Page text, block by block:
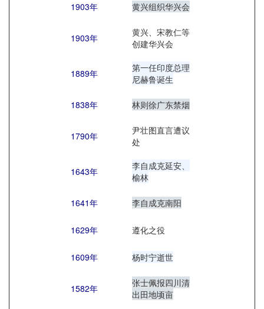
1903年 黄兴组织华兴会
1903年
黄兴、宋教仁等
创建华兴会
1889年
第一任印度总理
尼赫鲁诞生
1838年 林则徐广东禁烟
1790年
尹壮图直言遭议
处
1643年
李自成克延安、
榆林
1641年 李自成克南阳
1629年 遵化之役
1609年 杨时宁逝世
1582年
张士佩报四川清
出田地顷亩